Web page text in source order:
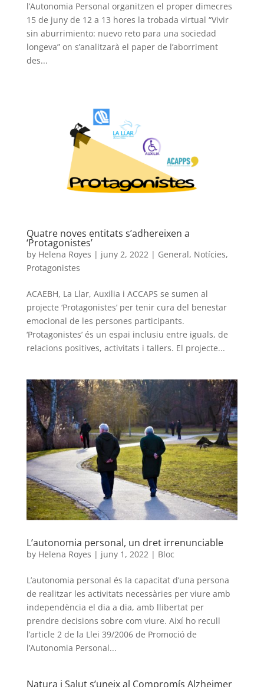
l’Autonomia Personal organitzen el proper dimecres
15 de juny de 12 a 13 hores la trobada virtual “Vivir
sin aburrimiento: nuevo reto para una sociedad
longeva” on s’analitzarà el paper de l’aborriment
des...
Quatre noves entitats s’adhereixen a
‘Protagonistes’
by Helena Royes | juny 2, 2022| General, Notícies,
Protagonistes
ACAEBH, La Llar, Auxilia i ACCAPS se sumen al
projecte ‘Protagonistes’ per tenir cura del benestar
emocional de les persones participants.
‘Protagonistes’ és un espai inclusiu entre iguals, de
relacions positives, activitats i tallers. El projecte...
L’autonomia personal, un dret irrenunciable
by Helena Royes | juny 1, 2022| Bloc
L’autonomia personal és la capacitat d’una persona
de realitzar les activitats necessàries per viure amb
independència el dia a dia, amb llibertat per
prendre decisions sobre com viure. Així ho recull
l’article 2 de la Llei 39/2006 de Promoció de
l’Autonomia Personal...
Natura i Salut s’uneix al Compromís Alzheimer